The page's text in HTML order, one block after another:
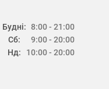
Будні:
Сб:
Нд:
8:00 - 21:00
9:00 - 20:00
10:00 - 20:00